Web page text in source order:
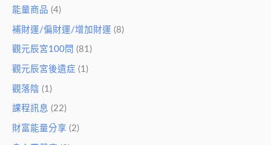
能量商品 (4)
補財運/偏財運/增加財運 (8)
觀元辰宮100問 (81)
觀元辰宮後遺症 (1)
觀落陰 (1)
課程訊息 (22)
財富能量分享 (2)